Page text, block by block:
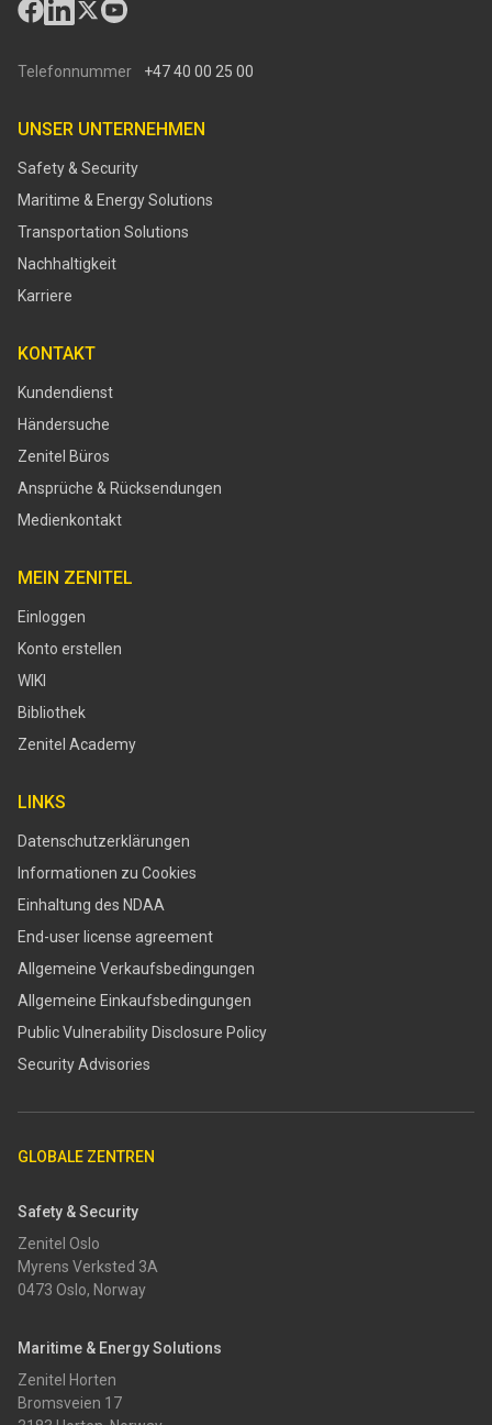
Telefonnummer +47 40 00 25 00
UNSER UNTERNEHMEN
Safety & Security
Maritime & Energy Solutions
Transportation Solutions
Nachhaltigkeit
Karriere
KONTAKT
Kundendienst
Händersuche
Zenitel Büros
Ansprüche & Rücksendungen
Medienkontakt
MEIN ZENITEL
Einloggen
Konto erstellen
WIKI
Bibliothek
Zenitel Academy
LINKS
Datenschutzerklärungen
Informationen zu Cookies
Einhaltung des NDAA
End-user license agreement
Allgemeine Verkaufsbedingungen
Allgemeine Einkaufsbedingungen
​​Public Vulnerability Disclosure Policy​
Security Advisories
GLOBALE ZENTREN
Safety & Security
Zenitel Oslo
Myrens Verksted 3A
0473 Oslo, Norway
Maritime & Energy Solutions
Zenitel Horten
Bromsveien 17